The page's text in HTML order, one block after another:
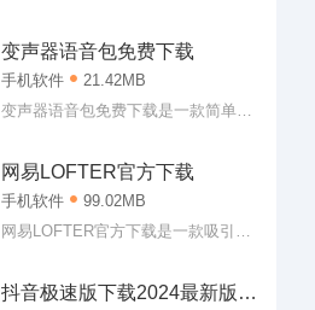
正版拥有海量的商品可供购买，吃的
喝的玩的用的都有，价格非常实惠，
多种分类让大家可以更好的从中将自
己需要的想要的商品筛选出来，也支
的操作，对于玩转智能机的你来说肯
定没有丝毫难度!
变声器语音包免费下载
手机软件
21.42MB
变声器语音包免费下载是一款简单有
费下载专门为游戏打造，虽然带着欺
骗属性，但是能够让大家的游戏体验
直线上升呢!不管是从对局的欢乐程度
上还是从队友的热情方面都是如此，
网易LOFTER官方下载
手机软件
99.02MB
网易LOFTER官方下载是一款吸引了
是说，网易LOFTER官方下载软件中
各位可以轻松找到各种各样的兴趣社
抖音极速版下载2024最新版安